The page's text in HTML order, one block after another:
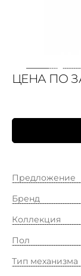
ЦЕНА ПО
Предложение
Бренд
Коллекция
Пол
Тип механизма